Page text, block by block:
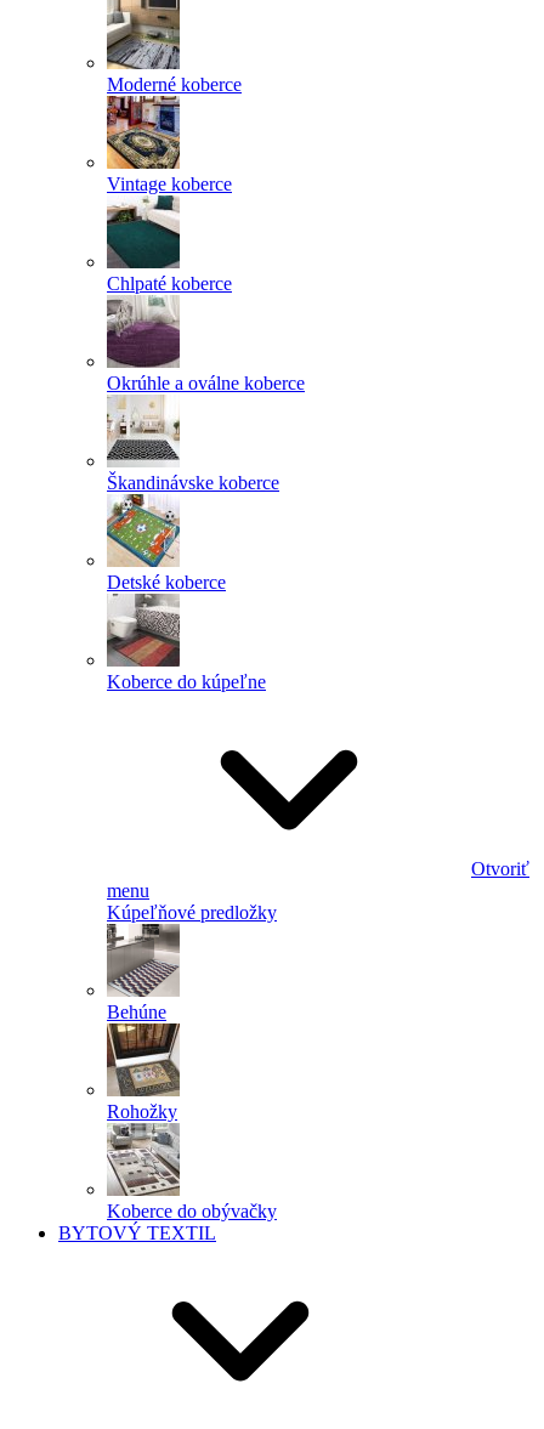
Moderné koberce
Vintage koberce
Chlpaté koberce
Okrúhle a oválne koberce
Škandinávske koberce
Detské koberce
Koberce do kúpeľne
Otvoriť
menu
Kúpeľňové predložky
Behúne
Rohožky
Koberce do obývačky
BYTOVÝ TEXTIL